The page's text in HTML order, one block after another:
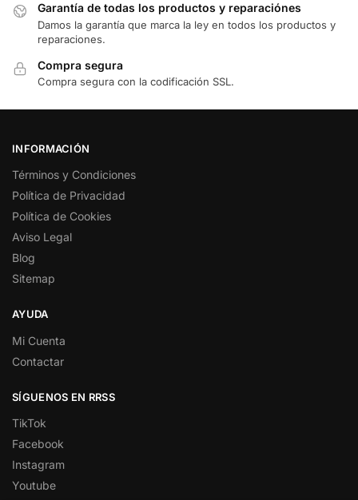
Garantía de todas los productos y reparaciónes
Damos la garantía que marca la ley en todos los productos y
reparaciones.
Compra segura
Compra segura con la codificación SSL.
INFORMACIÓN
Términos y Condiciones
Política de Privacidad
Política de Cookies
Aviso Legal
Blog
Sitemap
AYUDA
Mi Cuenta
Contactar
SÍGUENOS EN RRSS
TikTok
Facebook
Instagram
Youtube